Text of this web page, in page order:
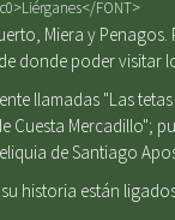
Miera y
donde poder visitar
llamadas "Las
Mercadillo";
de Santiago
historia están